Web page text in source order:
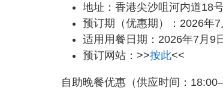
地址：香港尖沙咀河内道18
预订期（优惠期）：2026年
适用用餐日期：2026年7月9
预订网站：>>按此<<
自助晚餐优惠（供应时间：